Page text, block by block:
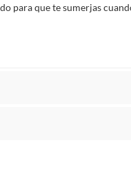
para que te sumerjas